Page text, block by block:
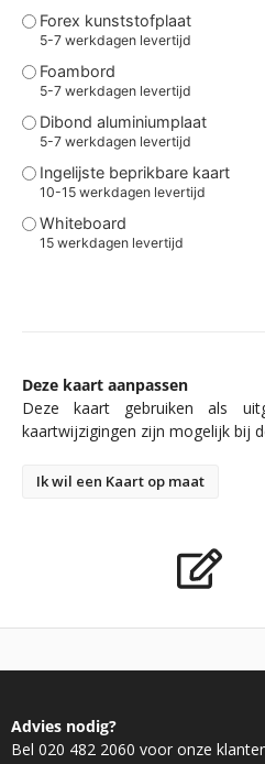
Forex kunststofplaat
5-7 werkdagen levertijd
Foambord
5-7 werkdagen levertijd
Dibond aluminiumplaat
5-7 werkdagen levertijd
Ingelijste beprikbare kaart
10-15 werkdagen levertijd
Whiteboard
15 werkdagen levertijd
Deze kaart aanpassen
Deze kaart gebruiken als
kaartwijzigingen zijn mogelijk bij
Ik wil een Kaart op maat
Advies nodig?
Bel 020 482 2060 voor onze